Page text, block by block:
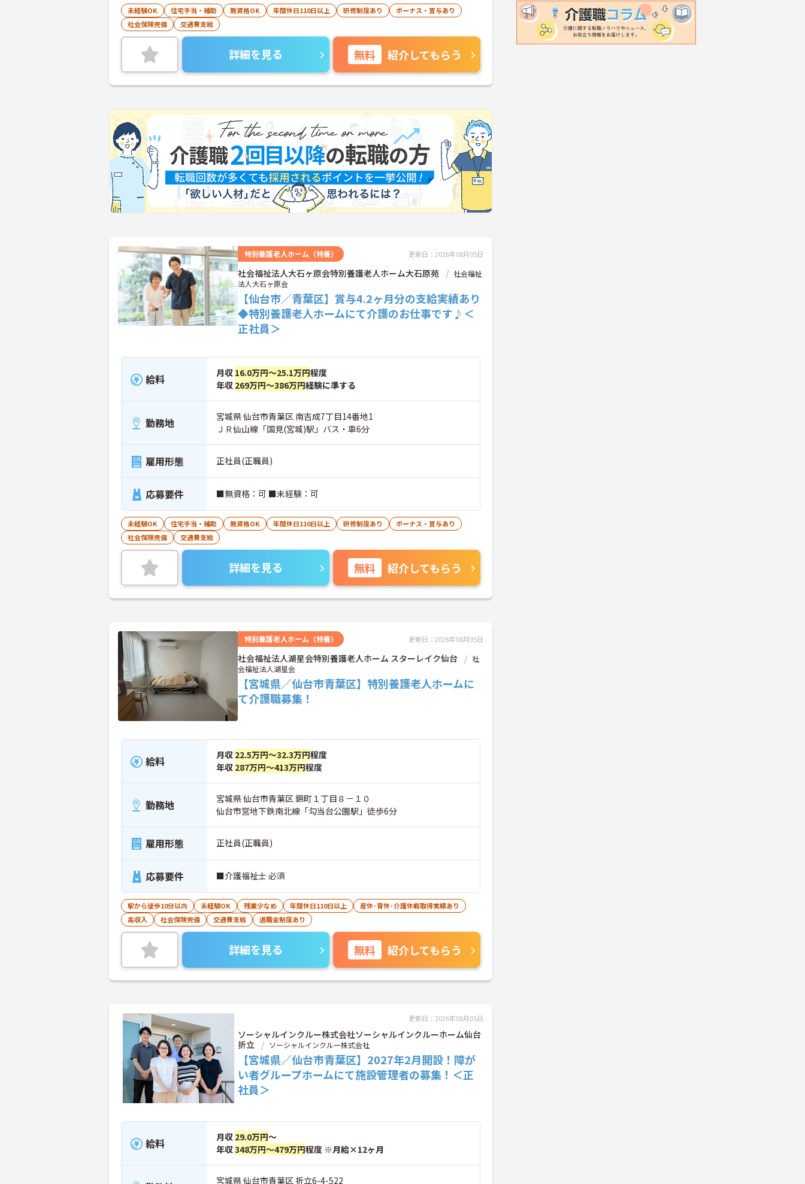
未経験OK 住宅手当・補助 無資格OK 年間休日110日以上 研修制度あり
ボーナス・賞与あり
社会保険完備
交通費支給
詳細を見る 無料 紹介してもらう
特別養護老人ホーム（特養） 更新日：2026年08月05日
社会福祉法人大石ヶ原会特別養護老人ホーム大石原苑
社会福祉
法人大石ヶ原会
【仙台市／青葉区】賞与4.2ヶ月分の支給実績あり
◆特別養護老人ホームにて介護のお仕事です♪＜
正社員＞
給料 月収 16.0万円～25.1万円程度
年収 269万円～386万円経験に準する
勤務地
宮城県 仙台市青葉区 南吉成7丁目14番地1
ＪＲ仙山線「国見(宮城)駅」バス・車6分
雇用形態 正社員(正職員)
応募要件 ■無資格：可 ■未経験：可
未経験OK 住宅手当・補助 無資格OK 年間休日110日以上 研修制度あり
ボーナス・賞与あり
社会保険完備
交通費支給
詳細を見る 無料 紹介してもらう
特別養護老人ホーム（特養） 更新日：2026年08月05日
社会福祉法人湖星会特別養護老人ホーム スターレイク仙台
社
会福祉法人湖星会
【宮城県／仙台市青葉区】特別養護老人ホームに
て介護職募集！
給料 月収 22.5万円～32.3万円程度
年収 287万円～413万円程度
勤務地
宮城県 仙台市青葉区 錦町１丁目８－１０
仙台市営地下鉄南北線「勾当台公園駅」徒歩6分
雇用形態 正社員(正職員)
応募要件 ■介護福祉士 必須
駅から徒歩10分以内 未経験OK 残業少なめ 年間休日110日以上
産休･育休･介護休暇取得実績あり
高収入
社会保険完備 交通費支給 退職金制度あり
詳細を見る 無料 紹介してもらう
更新日：2026年08月05日
ソーシャルインクルー株式会社ソーシャルインクルーホーム仙台
折立
ソーシャルインクルー株式会社
【宮城県／仙台市青葉区】2027年2月開設！障が
い者グループホームにて施設管理者の募集！＜正
社員＞
給料 月収 29.0万円～
年収348万円～479万円程度 ※月給×12ヶ月
宮城県 仙台市青葉区 折立6-4-522